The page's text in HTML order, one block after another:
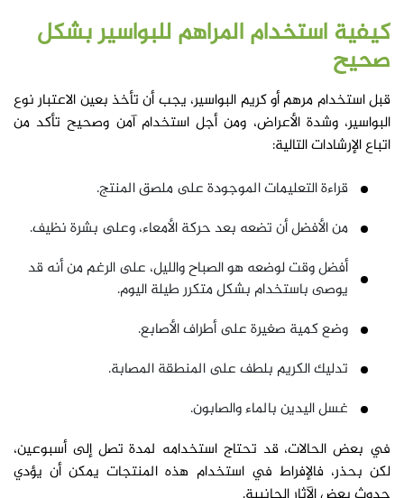
كيفية استخدام المراهم للبواسير بشكل
صحيح
قبل استخدام مرهم أو كريم البواسير، يجب أن تأخذ بعين الاعتبار نوع
البواسير، وشدة الأعراض، ومن أجل استخدام آمن وصحيح تأكد من
اتباع الإرشادات التالية:
قراءة التعليمات الموجودة على ملصق المنتج.
من الأفضل أن تضعه بعد حركة الأمعاء، وعلى بشرة نظيف.
أفضل وقت لوضعه هو الصباح والليل، على الرغم من أنه قد
يوصى باستخدام بشكل متكرر طيلة اليوم.
وضع كمية صغيرة على أطراف الأصابع.
تدليك الكريم بلطف على المنطقة المصابة.
غسل اليدين بالماء والصابون.
في بعض الحالات، قد تحتاج استخدامه لمدة تصل إلى أسبوعين،
لكن بحذر، فالإفراط في استخدام هذه المنتجات يمكن أن يؤدي